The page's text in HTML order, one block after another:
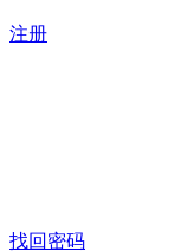
注册
找回密码